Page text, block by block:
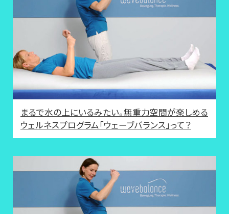
まるで水の上にいるみたい。無重力空間が楽しめる
ウェルネスプログラム「ウェーブバランス」って？